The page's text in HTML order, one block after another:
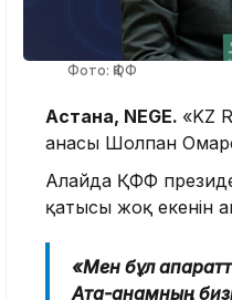
Фото: ҚФФ
Астана, NEGE. «KZ
анасы Шолпан
Алайда ҚФФ
қатысы жоқ екенін
«Мен бұл
Ата-анамның